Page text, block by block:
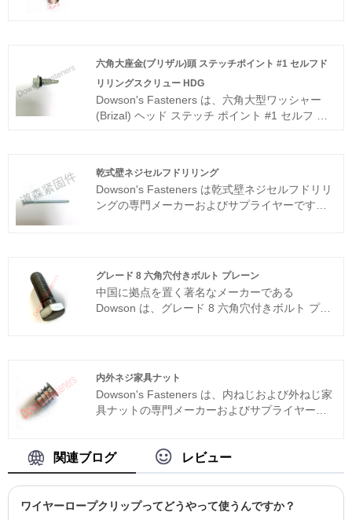
に認められています。当社は、お客様が競争に
おいて優位性を維持できるよう、価格と品質の
バランスを追求してきました。
六角大座金(ブリザル)頭 ステッチポイント #1 セルフド
リリングスクリュー HDG
Dowson's Fasteners は、六角大型ワッシャー
(Brizal) ヘッド ステッチ ポイント #1 セルフ ド
製品は、米国および韓国市場の多くの顧客に認
められています。当社は、お客様が競争におい
て優位性を維持できるよう、価格と品質のバラ
乾式壁ネジセルフドリリング
Dowson's Fasteners は乾式壁ネジセルフドリリ
ングの専門メーカーおよびサプライヤーです。
は、お客様が競争において優位性を維持できる
よう、価格と品質のバランスを追求してきまし
た。
グレード 8 六角穴付きボルト プレーン
中国に拠点を置く著名なメーカーである
Dowson は、グレード 8 六角穴付きボルト プレ
ていることを保証します。耐久性と強度で知ら
れる当社のグレード 8 六角穴付きボルトは、さ
まざまな産業用途に対応し、当社の尊敬される
お客様に信頼性と手頃な価格の両方を提供しま
内外ネジ家具ナット
Dowson's Fasteners は、内ねじおよび外ねじ家
具ナットの専門メーカーおよびサプライヤーで
び韓国市場の多くの顧客に認められています。
当社は、お客様が競争において優位性を維持で
きるよう、価格と品質のバランスを追求してき
ました。
関連ブログ レビュー
ワイヤーロープクリップってどうやって使うんですか？